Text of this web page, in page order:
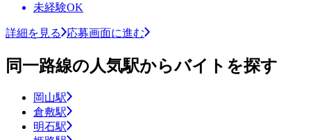
未経験OK
詳細を見る 応募画面に進む
同一路線の人気駅からバイトを探す
岡山駅
倉敷駅
明石駅